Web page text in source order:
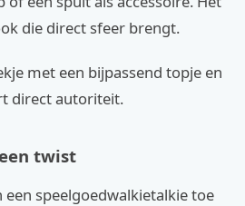
die direct sfeer brengt.
met een bijpassend topje en
direct autoriteit.
twist
een speelgoedwalkietalkie toe